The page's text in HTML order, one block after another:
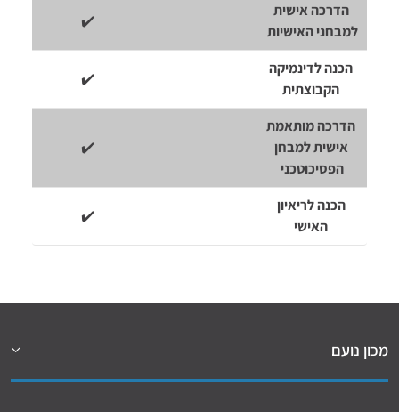
הדרכה אישית
למבחני האישיות
✔️
הכנה לדינמיקה
הקבוצתית
✔️
הדרכה מותאמת
אישית למבחן
הפסיכוטכני
✔️
הכנה לריאיון
האישי
✔️
מכון נועם